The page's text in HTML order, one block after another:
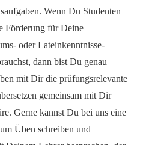
Wenn Du Studenten
Förderung für Deine
oder Lateinkenntnisse-
dann bist Du genau
mit Dir die prüfungsrelevante
gemeinsam mit Dir
Gerne kannst Du bei uns eine
Üben schreiben und